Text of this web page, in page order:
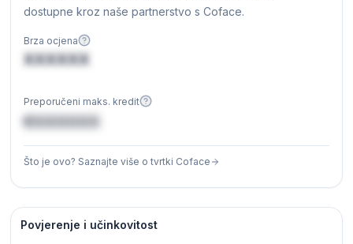
dostupne kroz naše partnerstvo s Coface.
Brza ocjena
XXXXXX
Preporučeni maks. kredit
€XXXXXX
Što je ovo? Saznajte više o tvrtki Coface
Povjerenje i učinkovitost